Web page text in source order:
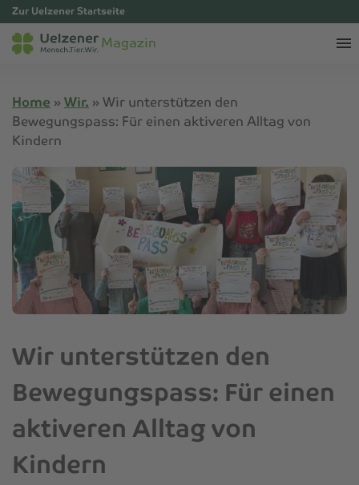
Zur Uelzener Startseite
Magazin
Home » Wir. » Wir unterstützen den
Bewegungspass: Für einen aktiveren Alltag von
Kindern
Wir unterstützen den
Bewegungspass: Für einen
aktiveren Alltag von
Kindern